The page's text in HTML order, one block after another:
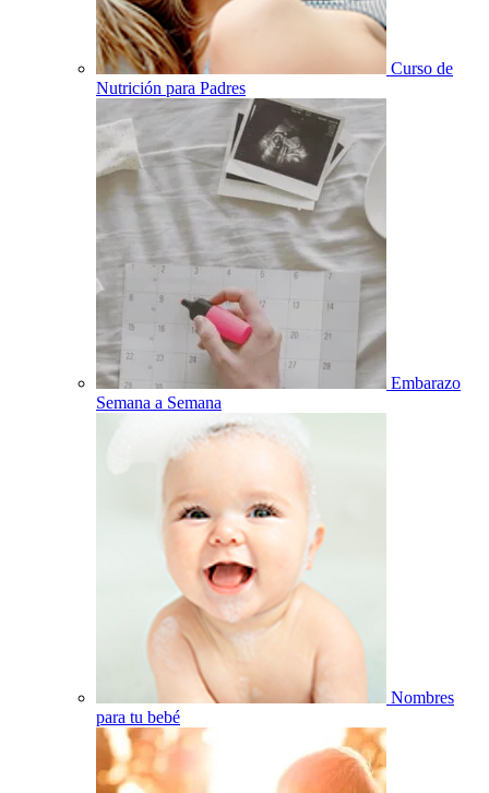
Curso de
Nutrición para Padres
Embarazo
Semana a Semana
Nombres
para tu bebé